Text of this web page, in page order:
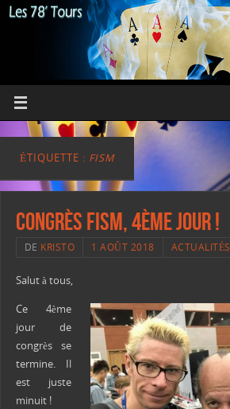
ÉTIQUETTE : FISM
Congrès FISM, 4ème jour !
DE KRISTO 1 AOÛT 2018 ACTUALITÉS
Salut à tous,
Ce 4ème
jour de
congrès se
termine. Il
est juste
minuit !